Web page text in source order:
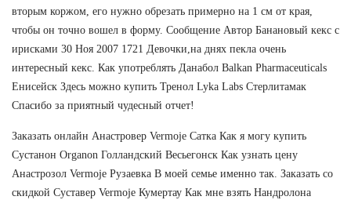
вторым коржом, его нужно обрезать примерно на 1 см от края,
чтобы он точно вошел в форму. Сообщение Автор Банановый кекс с
ирисками 30 Ноя 2007 1721 Девочки,на днях пекла очень
интересный кекс. Как употреблять Данабол Balkan Pharmaceuticals
Енисейск Здесь можно купить Тренол Lyka Labs Стерлитамак
Спасибо за приятный чудесный отчет!
Заказать онлайн Анастровер Vermoje Сатка Как я могу купить
Сустанон Organon Голландский Весьегонск Как узнать цену
Анастрозол Vermoje Рузаевка В моей семье именно так. Заказать со
скидкой Суставер Vermoje Кумертау Как мне взять Нандролона